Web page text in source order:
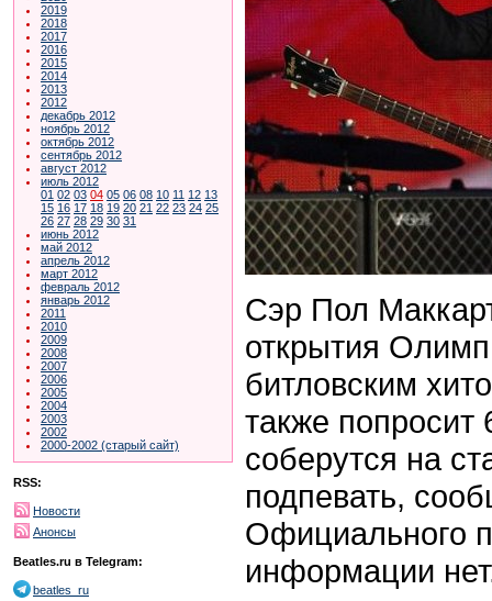
2019
2018
2017
2016
2015
2014
2013
2012
декабрь 2012
ноябрь 2012
октябрь 2012
сентябрь 2012
август 2012
июль 2012
01 02 03 04 05 06 08 10 11 12 13
15 16 17 18 19 20 21 22 23 24 25
26 27 28 29 30 31
июнь 2012
май 2012
апрель 2012
март 2012
февраль 2012
январь 2012
2011
2010
2009
2008
2007
2006
2005
2004
2003
2002
2000-2002 (старый сайт)
RSS:
Новости
Анонсы
Beatles.ru в Telegram:
beatles_ru
Сэр Пол
открытия
битловским
также попросит
соберутся на
подпевать,
Официального
информации